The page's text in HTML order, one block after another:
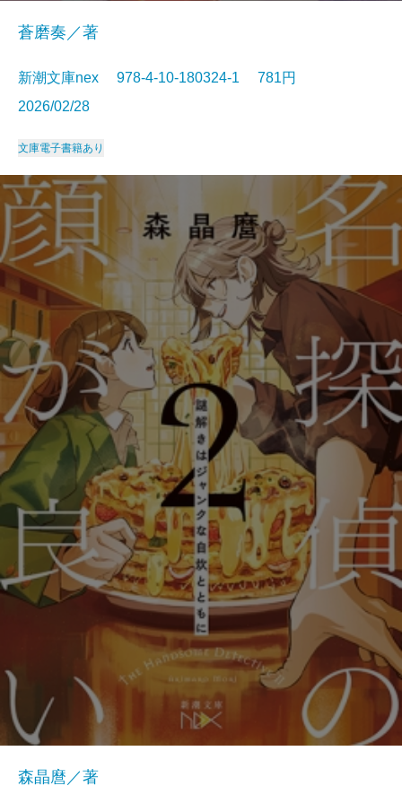
蒼磨奏／著
新潮文庫nex 978-4-10-180324-1 781円
2026/02/28
文庫電子書籍あり
森晶麿／著